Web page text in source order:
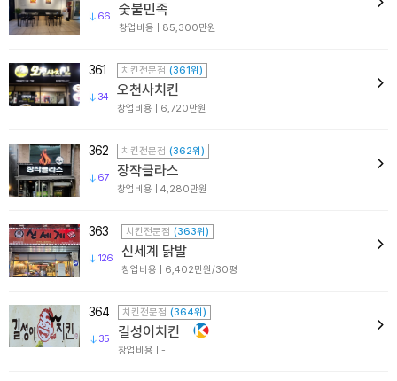
66 숯불민족
창업비용 | 85,300만원
361
34
치킨전문점 (361위)
오천사치킨
창업비용 | 6,720만원
362
67
치킨전문점 (362위)
장작클라스
창업비용 | 4,280만원
363
126
치킨전문점 (363위)
신세계 닭발
창업비용 | 6,402만원/30평
364
35
치킨전문점 (364위)
길성이치킨
창업비용 | -